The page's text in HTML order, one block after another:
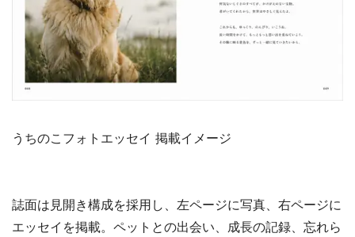
うちのこフォトエッセイ 掲載イメージ
誌面は見開き構成を採用し、左ページに写真、右ページに
エッセイを掲載。ペットとの出会い、成長の記録、忘れら